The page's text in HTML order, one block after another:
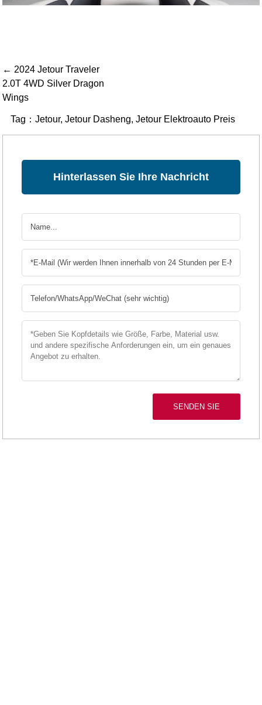
← 2024 Jetour Traveler
2.0T 4WD Silver Dragon
Wings
Tag： Jetour, Jetour Dasheng, Jetour Elektroauto Preis
Hinterlassen Sie Ihre Nachricht
SENDEN SIE